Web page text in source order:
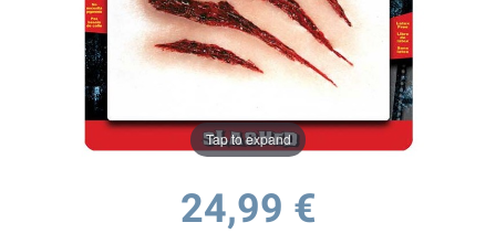
Tap to expand
24,99 €